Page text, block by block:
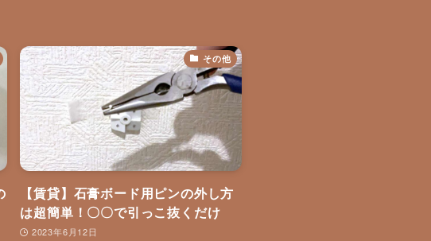
その他
【賃貸】石膏ボード用ピンの外し方
は超簡単！〇〇で引っこ抜くだけ
2023年6月12日